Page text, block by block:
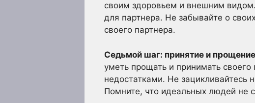
своим здоровьем и внешним
для партнера. Не забывайте о
своего партнера.
Седьмой шаг: принятие и
уметь прощать и принимать
недостатками. Не
Помните, что идеальных людей не